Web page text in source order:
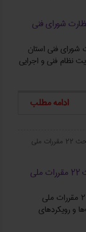
شورای فنی
شورای فنی استان
نظام فنی و اجرایی
ادامه مطلب
تأکید مدیرکل راه و شهرسازی فارس بر لزوم اجرای مبحث ۲۲ مقررات ملی
تأکید مدیرکل راه و شهرسازی فارس بر لزوم اجرای مبحث ۲۲ مقررات ملی
تأکید مدیرکل راه و شهرسازی فارس بر لزوم اجرای مبحث ۲۲ مقررات ملی
و رویکردهای